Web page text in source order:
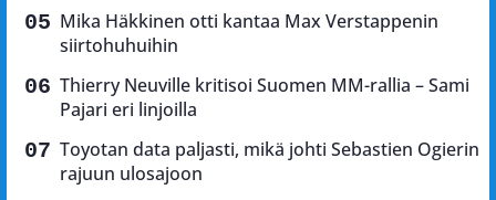
Mika Häkkinen otti kantaa Max Verstappenin
siirtohuhuihin
Thierry Neuville kritisoi Suomen MM-rallia – Sami
Pajari eri linjoilla
Toyotan data paljasti, mikä johti Sebastien Ogierin
rajuun ulosajoon